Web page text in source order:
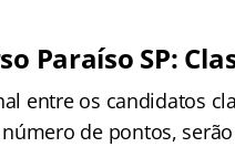
Paraíso SP:
entre os candidatos
de pontos,